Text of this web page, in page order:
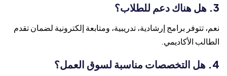
3. هل هناك دعم للطلاب؟
نعم، تتوفر برامج إرشادية، تدريبية، ومتابعة إلكترونية لضمان تقدم
الطالب الأكاديمي.
4. هل التخصصات مناسبة لسوق العمل؟